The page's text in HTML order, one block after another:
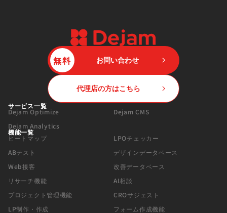
無料 お問い合わせ
代理店の方はこちら
サービス一覧
Dejam Optimize
Dejam CMS
Dejam Analytics
機能一覧
ヒートマップ
LPOチェッカー
ABテスト
デザインデータベース
Web接客
改善データベース
リサーチ機能
AI相談
プロジェクト管理機能
CROサジェスト
LP制作・作成
フォーム作成機能